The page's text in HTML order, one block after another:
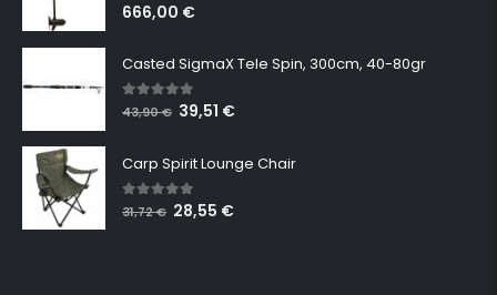
5.00 out of 5
666,00 €
Casted SigmaX Tele Spin, 300cm, 40-80gr
5.00out of 5
43,90€ 39,51 €
Carp Spirit Lounge Chair
5.00 out of 5
31,72€ 28,55 €